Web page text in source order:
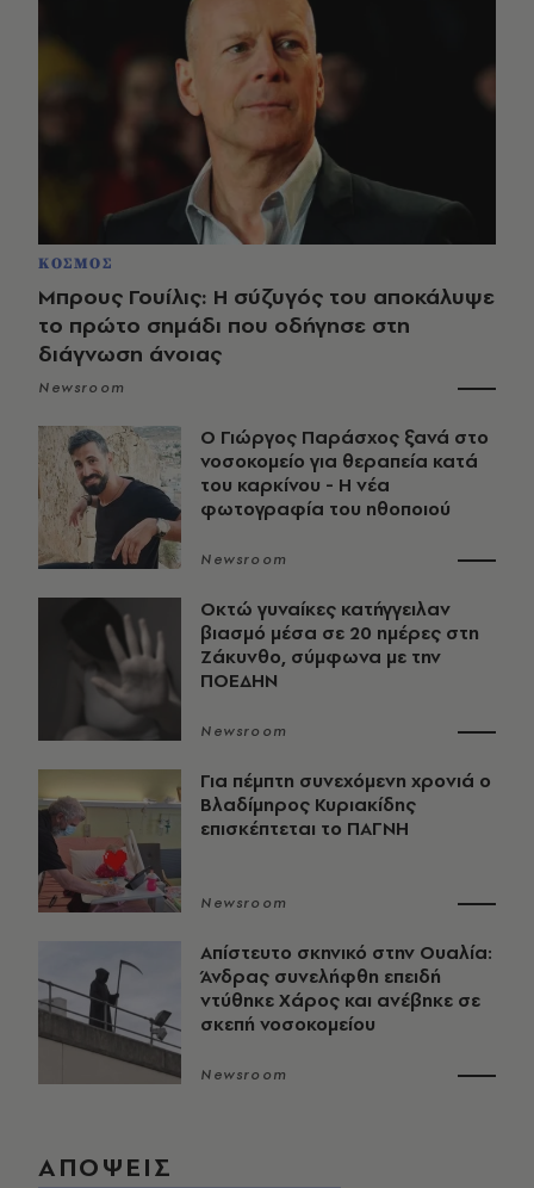
ΚΟΣΜΟΣ
Μπρους Γουίλις: Η σύζυγός του αποκάλυψε
το πρώτο σημάδι που οδήγησε στη
διάγνωση άνοιας
Newsroom
O Γιώργος Παράσχος ξανά στο
νοσοκομείο για θεραπεία κατά
του καρκίνου - Η νέα
φωτογραφία του ηθοποιού
Newsroom
Οκτώ γυναίκες κατήγγειλαν
βιασμό μέσα σε 20 ημέρες στη
Ζάκυνθο, σύμφωνα με την
ΠΟΕΔΗΝ
Newsroom
Για πέμπτη συνεχόμενη χρονιά ο
Βλαδίμηρος Κυριακίδης
επισκέπτεται το ΠΑΓΝΗ
Newsroom
Απίστευτο σκηνικό στην Ουαλία:
Άνδρας συνελήφθη επειδή
ντύθηκε Χάρος και ανέβηκε σε
σκεπή νοσοκομείου
Newsroom
ΑΠΟΨΕΙΣ